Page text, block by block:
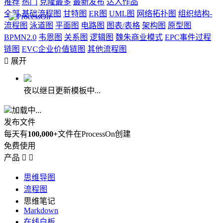
推荐 热门 克隆最多 最新发布 达人作品
全部 基础流程图 甘特图 ER图 UML图 网络拓扑图 组织结构-
流程图 泳道图 平面图 电路图 图表/表格 架构图 原型图
BPMN2.0 韦恩图 关系图 逻辑图 魏朱商业模式 EPC事件过程
链图 EVC企业价值链图 其他流程图
 展开
夜以继日更新模板中...
加载中...
发布文件
每天有100,000+文件在ProcessOn创建
免费使用
产品  
思维导图
流程图
思维笔记
Markdown